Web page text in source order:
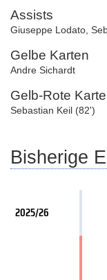
Assists
Giuseppe Lodato
Gelbe Karten
Andre Sichardt
Gelb-Rote
Sebastian Keil (82')
Bisherige
2025/26